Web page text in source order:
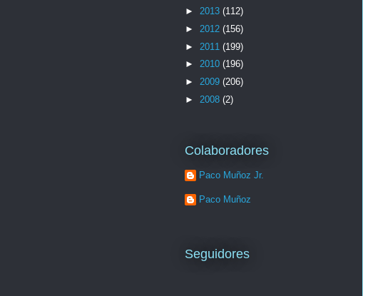
► 2013 (112)
► 2012 (156)
► 2011 (199)
► 2010 (196)
► 2009 (206)
► 2008 (2)
Colaboradores
Paco Muñoz Jr.
Paco Muñoz
Seguidores